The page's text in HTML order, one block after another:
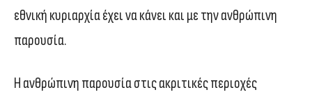
εθνική κυριαρχία έχει να κάνει και με την ανθρώπινη
παρουσία.
Η ανθρώπινη παρουσία στις ακριτικές περιοχές